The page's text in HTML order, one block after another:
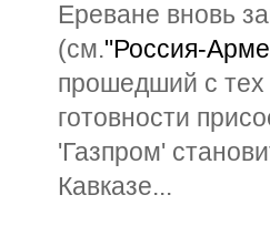
Ереване вновь
(см."Россия-
прошедший с тех
готовности
'Газпром'
Кавказе...